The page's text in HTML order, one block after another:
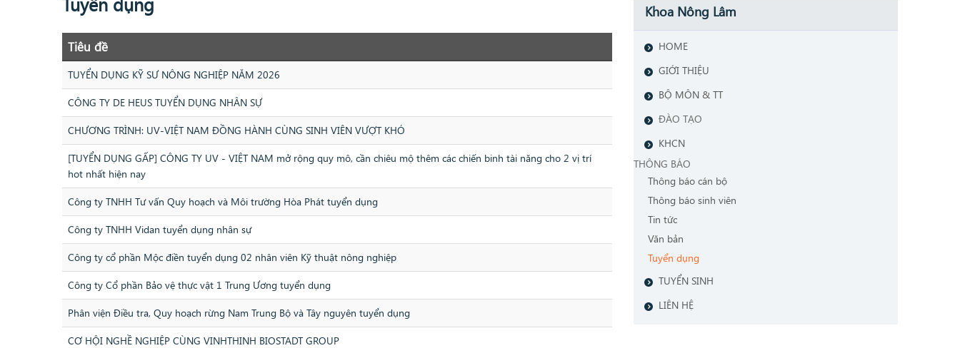
Tiêu đề
TUYỂN DỤNG KỸ SƯ NÔNG NGHIỆP NĂM 2026
CÔNG TY DE HEUS TUYỂN DỤNG NHÂN SỰ
CHƯƠNG TRÌNH: UV-VIỆT NAM ĐỒNG HÀNH CÙNG SINH VIÊN VƯỢT KHÓ
[TUYỂN DỤNG GẤP] CÔNG TY UV - VIỆT NAM mở rộng quy mô, cần chiêu mộ thêm các chiến binh tài năng cho 2 vị trí
hot nhất hiện nay
Công ty TNHH Tư vấn Quy hoạch và Môi trường Hòa Phát tuyển dụng
Công ty TNHH Vidan tuyển dụng nhân sự
Công ty cổ phần Mộc điền tuyển dụng 02 nhân viên Kỹ thuật nông nghiệp
Công ty Cổ phần Bảo vệ thực vật 1 Trung Ương tuyển dụng
Phân viện Điều tra, Quy hoạch rừng Nam Trung Bộ và Tây nguyên tuyển dụng
CƠ HỘI NGHỀ NGHIỆP CÙNG VINHTHINH BIOSTADT GROUP
Khoa Nông Lâm
HOME
GIỚI THIỆU
BỘ MÔN & TT
ĐÀO TẠO
KHCN
THÔNG BÁO
Thông báo cán bộ
Thông báo sinh viên
Tin tức
Văn bản
Tuyển dụng
TUYỂN SINH
LIÊN HỆ